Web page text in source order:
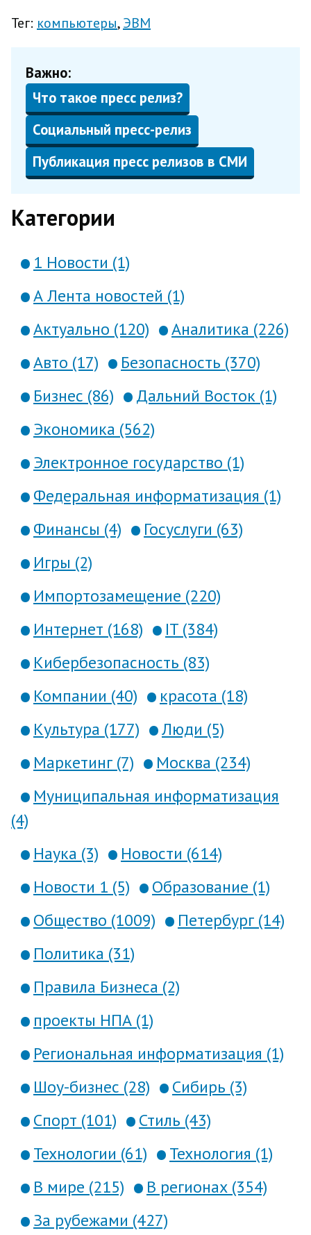
Тег: компьютеры ЭВМ
Важно:
Что такое пресс релиз?
Социальный пресс-релиз
Публикация пресс релизов в СМИ
Категории
1 Новости (1)
А Лента новостей (1)
Актуально (120)
Аналитика (226)
Авто (17)
Безопасность (370)
Бизнес (86)
Дальний Восток (1)
Экономика (562)
Электронное государство (1)
Федеральная информатизация (1)
Финансы (4)
Госуслуги (63)
Игры (2)
Импортозамещение (220)
Интернет (168)
IT (384)
Кибербезопасность (83)
Компании (40)
красота (18)
Культура (177)
Люди (5)
Маркетинг (7)
Москва (234)
Муниципальная информатизация
(4)
Наука (3)
Новости (614)
Новости 1 (5)
Образование (1)
Общество (1009)
Петербург (14)
Политика (31)
Правила Бизнеса (2)
проекты НПА (1)
Региональная информатизация (1)
Шоу-бизнес (28)
Сибирь (3)
Спорт (101)
Стиль (43)
Технологии (61)
Технология (1)
В мире (215)
В регионах (354)
За рубежами (427)